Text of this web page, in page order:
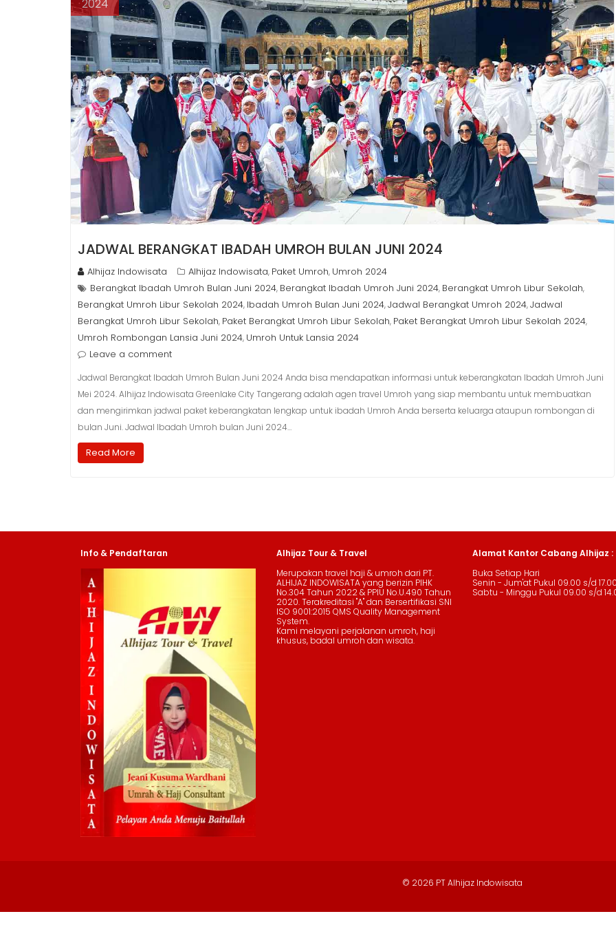
2024
JADWAL BERANGKAT IBADAH UMROH BULAN JUNI 2024
Alhijaz Indowisata Alhijaz Indowisata, Paket Umroh, Umroh 2024
Berangkat Ibadah Umroh Bulan Juni 2024, Berangkat Ibadah Umroh Juni 2024, Berangkat Umroh Libur Sekolah,
Berangkat Umroh Libur Sekolah 2024, Ibadah Umroh Bulan Juni 2024,Jadwal Berangkat Umroh 2024,Jadwal
Berangkat Umroh Libur Sekolah, Paket Berangkat Umroh Libur Sekolah, Paket Berangkat Umroh Libur Sekolah 2024,
Umroh Rombongan Lansia Juni 2024, Umroh Untuk Lansia 2024
Leave a comment
Jadwal Berangkat Ibadah Umroh Bulan Juni 2024 Anda bisa mendapatkan informasi untuk keberangkatan Ibadah Umroh Juni
Mei 2024. Alhijaz Indowisata Greenlake City Tangerang adalah agen travel Umroh yang siap membantu untuk membuatkan
dan mengirimkan jadwal paket keberangkatan lengkap untuk ibadah Umroh Anda berserta keluarga ataupun rombongan di
bulan Juni. Jadwal Ibadah Umroh bulan Juni 2024…
Read More
Info & Pendaftaran
Alhijaz Tour & Travel
Merupakan travel haji & umroh dari PT.
ALHIJAZ INDOWISATA yang berizin PIHK
No.304 Tahun 2022 & PPIU No.U.490 Tahun
2020. Terakreditasi "A" dan Bersertifikasi SNI
ISO 9001:2015 QMS Quality Management
System.
Kami melayani perjalanan umroh, haji
khusus, badal umroh dan wisata.
Alamat Kantor Cabang Alhijaz :
Buka Setiap Hari
Senin - Jum'at Pukul 09.00 s/d
Sabtu - Minggu Pukul 09.00 s/d
© 2026 PT Alhijaz Indowisata